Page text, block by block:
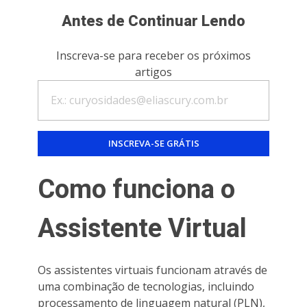
Antes de Continuar Lendo
Inscreva-se para receber os próximos
artigos
Como funciona o
Assistente Virtual
Os assistentes virtuais funcionam através de
uma combinação de tecnologias, incluindo
processamento de linguagem natural (PLN),